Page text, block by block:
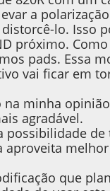
a
lo. Isso
próximo.
pads. Essa
vai ficar em
minha
agradável.
possibilidade
aproveita
que